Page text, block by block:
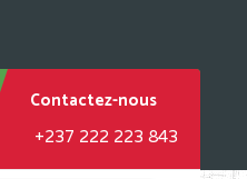
Contactez-nous
+237 222 223 843